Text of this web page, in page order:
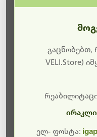
ბოდიშს გიხდით
მიმდინარეობს
მალე ისევ
გაცნობებთ,
VELI.Store)
ელ- ფოსტა: